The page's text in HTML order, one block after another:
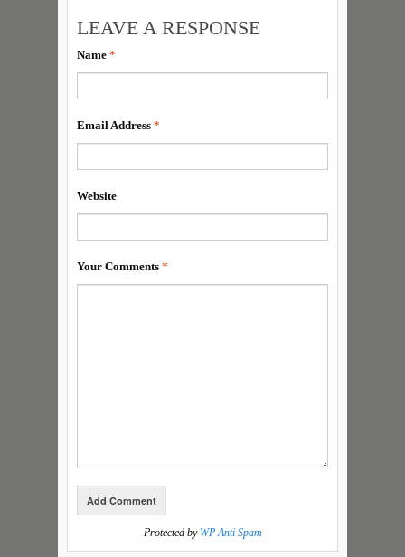
LEAVE A RESPONSE
Name *
Email Address *
Website
Your Comments *
Protected by WP Anti Spam